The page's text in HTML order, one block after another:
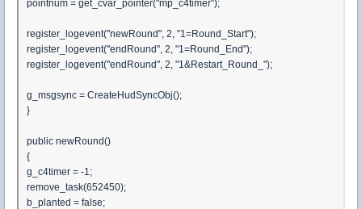
pointnum = get_cvar_pointer("mp_c4timer");
register_logevent("newRound", 2, "1=Round_Start");
register_logevent("endRound", 2, "1=Round_End");
register_logevent("endRound", 2, "1&Restart_Round_");
g_msgsync = CreateHudSyncObj();
}
public newRound()
{
g_c4timer = -1;
remove_task(652450);
b_planted = false;